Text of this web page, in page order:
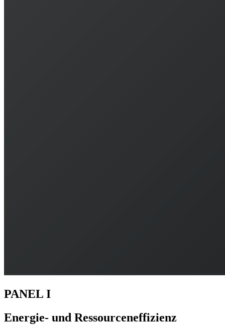
PANEL I
Energie- und Ressourceneffizienz